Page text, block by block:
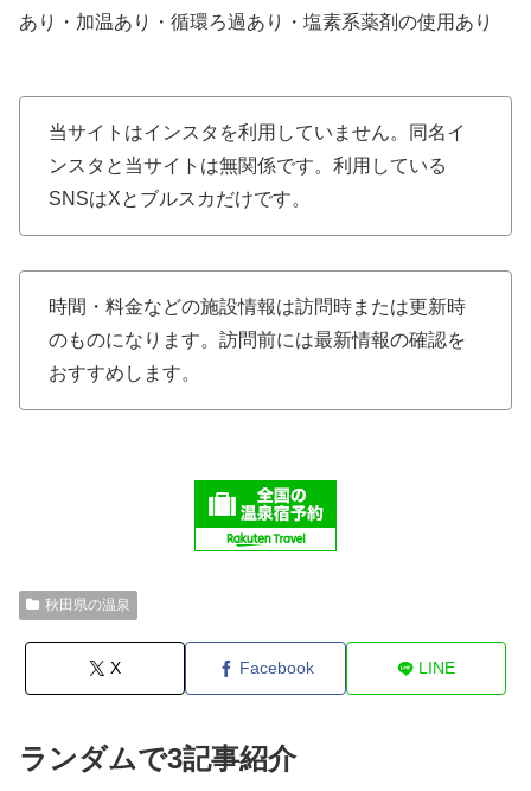
あり・加温あり・循環ろ過あり・塩素系薬剤の使用あり
当サイトはインスタを利用していません。同名イ
ンスタと当サイトは無関係です。利用している
SNSはXとブルスカだけです。
時間・料金などの施設情報は訪問時または更新時
のものになります。訪問前には最新情報の確認を
おすすめします。
秋田県の温泉
X Facebook LINE
ランダムで3記事紹介